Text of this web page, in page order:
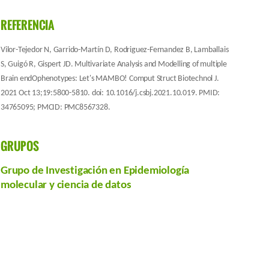
REFERENCIA
Vilor-Tejedor N, Garrido-Martín D, Rodriguez-Fernandez B, Lamballais
S, Guigó R, Gispert JD. Multivariate Analysis and Modelling of multiple
Brain endOphenotypes: Let's MAMBO! Comput Struct Biotechnol J.
2021 Oct 13;19:5800-5810. doi: 10.1016/j.csbj.2021.10.019. PMID:
34765095; PMCID: PMC8567328.
GRUPOS
Grupo de Investigación en Epidemiología
molecular y ciencia de datos